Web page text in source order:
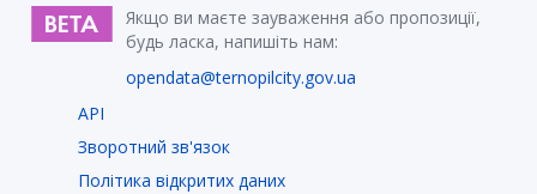
Якщо ви маєте зауваження або пропозиції,
будь ласка, напишіть нам:
opendata@ternopilcity.gov.ua
API
Зворотний зв'язок
Політика відкритих даних